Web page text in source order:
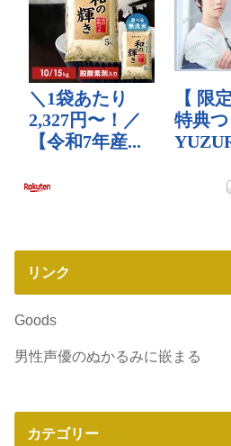
リンク
Goods
男性声優のぬかるみに嵌まる
カテゴリー